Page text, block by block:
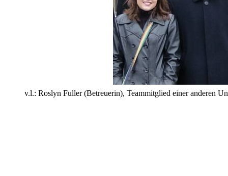
v.l.: Roslyn Fuller (Betreuerin), Teammitglied einer anderen